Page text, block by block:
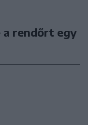
rendőrt egy